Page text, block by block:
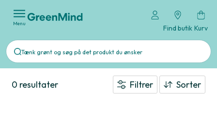
Menu
Find butik Kurv
0 resultater Filtrer Sorter